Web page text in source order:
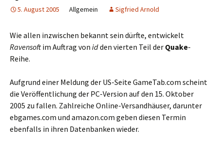
5. August 2005 Allgemein Sigfried Arnold
Wie allen inzwischen bekannt sein dürfte, entwickelt
Ravensoftim Auftrag von idden vierten Teil der Quake-
Reihe.
Aufgrund einer Meldung der US-Seite GameTab.com scheint
die Veröffentlichung der PC-Version auf den 15. Oktober
2005 zu fallen. Zahlreiche Online-Versandhäuser, darunter
ebgames.com und amazon.com geben diesen Termin
ebenfalls in ihren Datenbanken wieder.